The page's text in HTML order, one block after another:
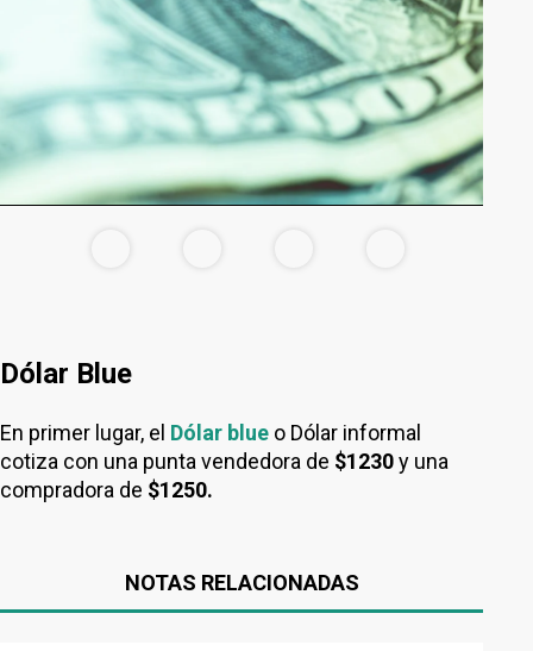
Dólar Blue
En primer lugar, el Dólar blue o Dólar informal
cotiza con una punta vendedora de $1230y una
compradora de $1250.
NOTAS RELACIONADAS